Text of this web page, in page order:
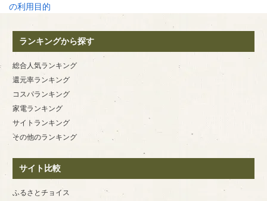
の利用目的
ランキングから探す
総合人気ランキング
還元率ランキング
コスパランキング
家電ランキング
サイトランキング
その他のランキング
サイト比較
ふるさとチョイス